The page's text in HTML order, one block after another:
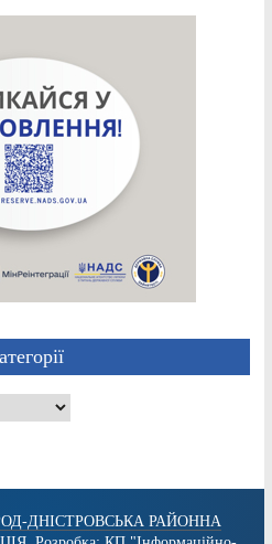
ДНІСТРОВСЬКА РАЙОННА